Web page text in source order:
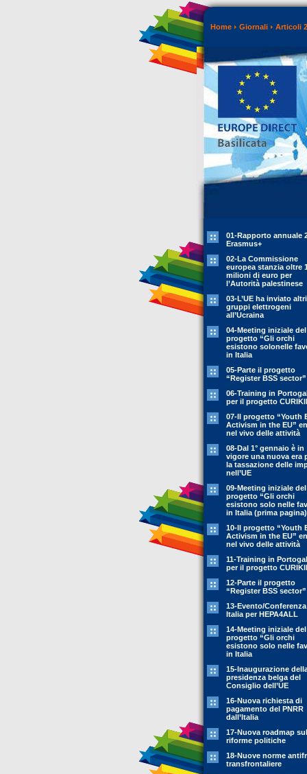
Home Giornali Articoli
01-Rapporto annuale
Erasmus+
02-La Commissione
europea stanzia oltre
milioni di euro per
l’Autorità palestinese
03-L’UE ha inviato
gruppi elettrogeni
all’Ucraina
04-Meeting iniziale del
progetto “Gli orchi
esistono solonelle
in Italia
05-Parte il progetto
“Register BSS sector”
06-Training in
per il progetto
07-Il progetto “Youth
Activism in the EU”
nel vivo delle attività
08-Dal 1° gennaio è in
vigore una nuova era
la tassazione delle
nell’UE
09-Meeting iniziale del
progetto “Gli orchi
esistono solo nelle
in Italia (prima pagina)
10-Il progetto “Youth
Activism in the EU”
nel vivo delle attività
11-Training in
per il progetto
12-Parte il progetto
“Register BSS sector”
13-Evento/
Italia per HEPA4ALL
14-Meeting iniziale del
progetto “Gli orchi
esistono solo nelle
in Italia
15-Inaugurazione
presidenza belga del
Consiglio dell’UE
16-Nuova richiesta di
pagamento del PNRR
dall’Italia
17-Nuova roadmap
riforme politiche
18-Nuove norme
transfrontaliere